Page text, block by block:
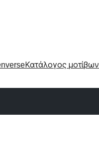
Κατάλογος μοτίβων